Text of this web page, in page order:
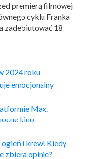
premierą filmowej
cyklu Franka
zadebiutować 18
2024 roku
emocjonalny
Max.
kino
ogień i krew! Kiedy
zbiera opinie?